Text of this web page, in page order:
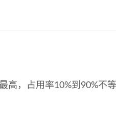
高，占用率10%到90%不等